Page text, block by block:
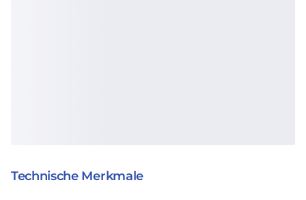
Technische Merkmale